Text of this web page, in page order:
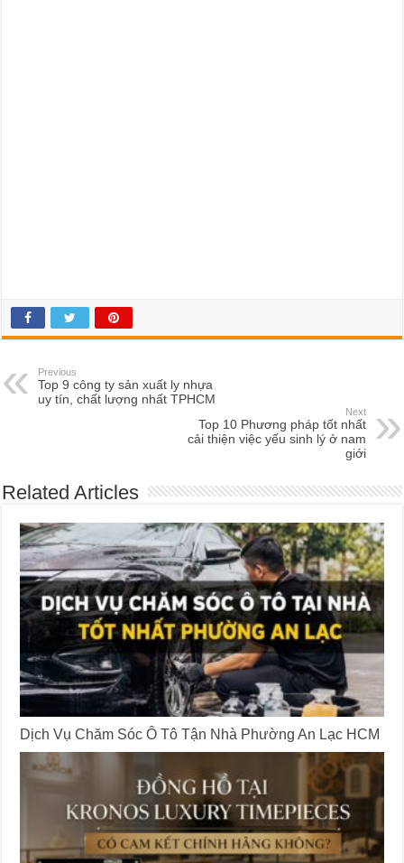
Previous
Top 9 công ty sản xuất ly nhựa
uy tín, chất lượng nhất TPHCM
Next
Top 10 Phương pháp tốt nhất
cải thiện việc yếu sinh lý ở nam
giới
Related Articles
Dịch Vụ Chăm Sóc Ô Tô Tận Nhà Phường An Lạc HCM